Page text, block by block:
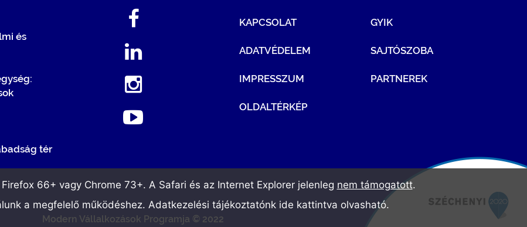
és
tér
KAPCSOLAT
ADATVÉDELEM
IMPRESSZUM
OLDALTÉRKÉP
GYIK
SAJTÓSZOBA
PARTNEREK
Modern Vállalkozások Programja © 2022
66+ vagy Chrome 73+. A Safari és az Internet Explorer jelenleg nem támogatott.
a megfelelő működéshez. Adatkezelési tájékoztatónk ide kattintva olvasható.